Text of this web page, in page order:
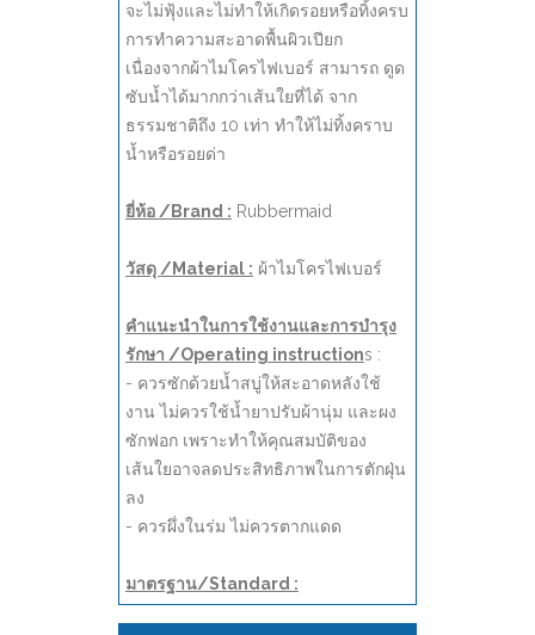
จะไม่ฟุ้งและไม่ทำให้เกิดรอยหรือทิ้งครบ
การทำความสะอาดพื้นผิวเปียก
เนื่องจากผ้าไมโครไฟเบอร์ สามารถ ดูด
ซับน้ำได้มากกว่าเส้นใยที่ได้ จาก
ธรรมชาติถึง 10 เท่า ทำให้ไม่ทิ้งคราบ
น้ำหรือรอยด่า
ยี่ห้อ /Brand : Rubbermaid
วัสดุ /Material : ผ้าไมโครไฟเบอร์
คำแนะนำในการใช้งานและการบำรุง
รักษา /Operating instructions :
- ควรซักด้วยน้ำสบู่ให้สะอาดหลังใช้
งาน ไม่ควรใช้น้ำยาปรับผ้านุ่ม และผง
ซักฟอก เพราะทำให้คุณสมบัติของ
เส้นใยอาจลดประสิทธิภาพในการตักฝุ่น
ลง
- ควรผึ่งในร่ม ไม่ควรตากแดด
มาตรฐาน/Standard :